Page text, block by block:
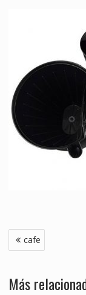
Navegación
de
cafe
Más